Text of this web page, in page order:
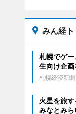
みん経
札幌でゲ
生向け企画
札幌経済新聞
火星を旅
みなとみ